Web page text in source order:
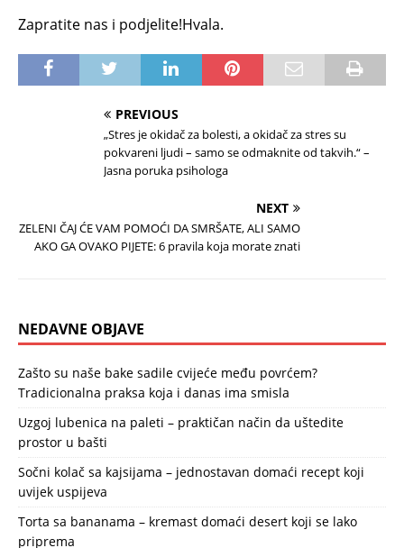
Zapratite nas i podjelite!Hvala.
PREVIOUS
„Stres je okidač za bolesti, a okidač za stres su
pokvareni ljudi – samo se odmaknite od takvih.“ –
Jasna poruka psihologa
NEXT
ZELENI ČAJ ĆE VAM POMOĆI DA SMRŠATE, ALI SAMO
AKO GA OVAKO PIJETE: 6 pravila koja morate znati
NEDAVNE OBJAVE
Zašto su naše bake sadile cvijeće među povrćem?
Tradicionalna praksa koja i danas ima smisla
Uzgoj lubenica na paleti – praktičan način da uštedite
prostor u bašti
Sočni kolač sa kajsijama – jednostavan domaći recept koji
uvijek uspijeva
Torta sa bananama – kremast domaći desert koji se lako
priprema